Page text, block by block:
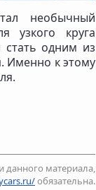
необычный
узкого круга
стать одним из
Именно к этому
данного материала,
обязательна.